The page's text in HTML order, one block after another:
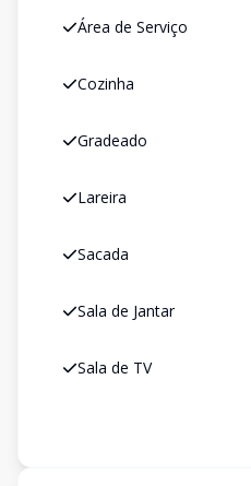
Área de Serviço
Cozinha
Gradeado
Lareira
Sacada
Sala de Jantar
Sala de TV